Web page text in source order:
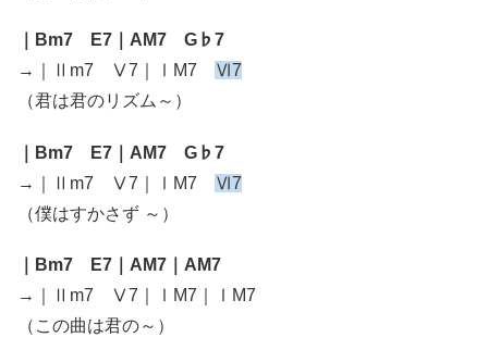
｜Bm7 E7｜AM7 G♭7
→｜Ⅱm7 Ⅴ7｜ⅠM7
Ⅵ7
（君は君のリズム～）
｜Bm7 E7｜AM7 G♭7
→｜Ⅱm7 Ⅴ7｜ⅠM7
Ⅵ7
（僕はすかさず ～）
｜Bm7 E7｜AM7｜AM7
→｜Ⅱm7 Ⅴ7｜ⅠM7｜ⅠM7
（この曲は君の～）